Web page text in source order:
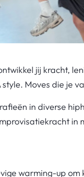
jij kracht,
Moves die je
in diverse
in
warming-up